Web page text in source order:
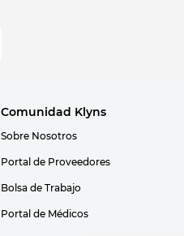
Comunidad Klyns
Sobre Nosotros
Portal de Proveedores
Bolsa de Trabajo
Portal de Médicos